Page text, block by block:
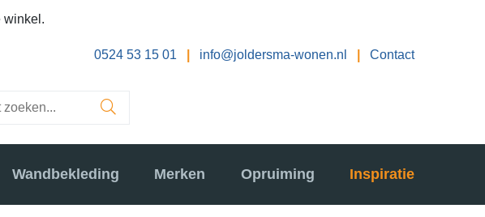
winkel.
0524 53 15 01 info@joldersma-wonen.nl Contact
Wandbekleding Merken Opruiming Inspiratie